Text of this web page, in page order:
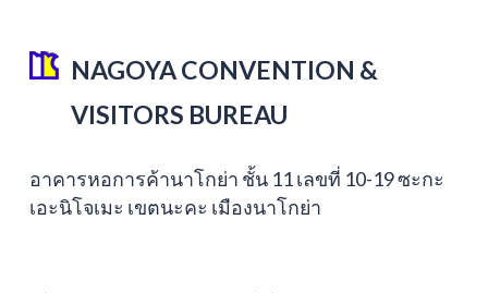
NAGOYA CONVENTION &
VISITORS BUREAU
อาคารหอการค้านาโกย่า ชั้น 11 เลขที่ 10-19 ซะกะ
เอะนิโจเมะ เขตนะคะ เมืองนาโกย่า